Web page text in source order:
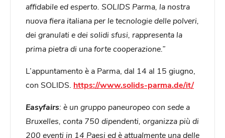
affidabile ed esperto. SOLIDS Parma, la nostra
nuova fiera italiana per le tecnologie delle polveri,
dei granulati e dei solidi sfusi, rappresenta la
prima pietra di una forte cooperazione.”
L’appuntamento è a Parma, dal 14 al 15 giugno,
con SOLIDS. https://www.solids-parma.de/it/
Easyfairs: è un gruppo paneuropeo con sede a
Bruxelles, conta 750 dipendenti, organizza più di
200 eventi in 14 Paesi ed è attualmente una delle